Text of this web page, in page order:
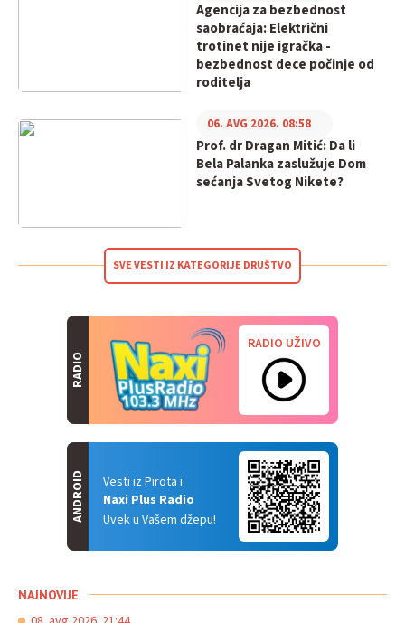
Agencija za bezbednost
saobraćaja: Električni
trotinet nije igračka -
bezbednost dece počinje od
roditelja
Prof. dr Dragan Mitić: Da li
Bela Palanka zaslužuje Dom
sećanja Svetog Nikete?
06. AVG 2026. 08:58
SVE VESTI IZ KATEGORIJE DRUŠTVO
RADIO
RADIO UŽIVO
Vesti iz Pirota i
Naxi Plus Radio
Uvek u Vašem džepu!
ANDROID
NAJNOVIJE